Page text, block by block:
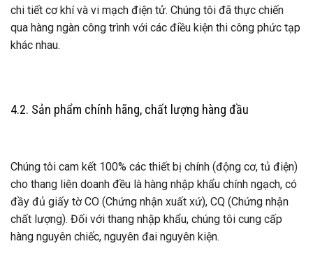
chi tiết cơ khí và vi mạch điện tử. Chúng tôi đã thực chiến
qua hàng ngàn công trình với các điều kiện thi công phức tạp
khác nhau.
4.2. Sản phẩm chính hãng, chất lượng hàng đầu
Chúng tôi cam kết 100% các thiết bị chính (động cơ, tủ điện)
cho thang liên doanh đều là hàng nhập khẩu chính ngạch, có
đầy đủ giấy tờ CO (Chứng nhận xuất xứ), CQ (Chứng nhận
chất lượng). Đối với thang nhập khẩu, chúng tôi cung cấp
hàng nguyên chiếc, nguyên đai nguyên kiện.